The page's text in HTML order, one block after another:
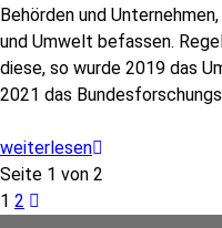
Behörden und
und Umwelt befassen.
diese, so wurde 2019 das
2021 das
weiterlesen
Seite 1 von 2
1 2